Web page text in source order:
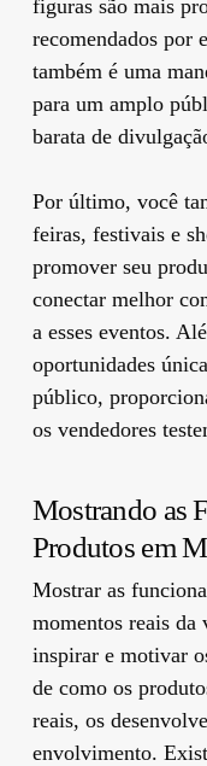
figuras são mais
recomendados por
também é uma
para um amplo
barata de
Por último, você
feiras, festivais e
promover seu
conectar melhor
a esses eventos.
oportunidades
público,
os vendedores
Mostrando as
Produtos em
Mostrar as
momentos reais da
inspirar e motivar
de como os
reais, os
envolvimento.